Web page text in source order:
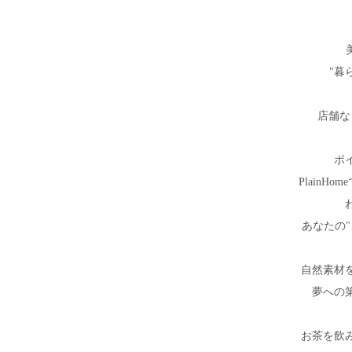
"暮
店舗
ポ
あなたの
自然素材
夢への
お茶を飲